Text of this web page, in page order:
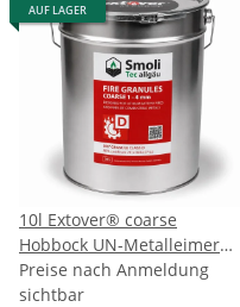
AUF LAGER
10l Extover® coarse
Hobbock UN-Metalleimer
Brandschutzgranulat
Preise nach Anmeldung
sichtbar